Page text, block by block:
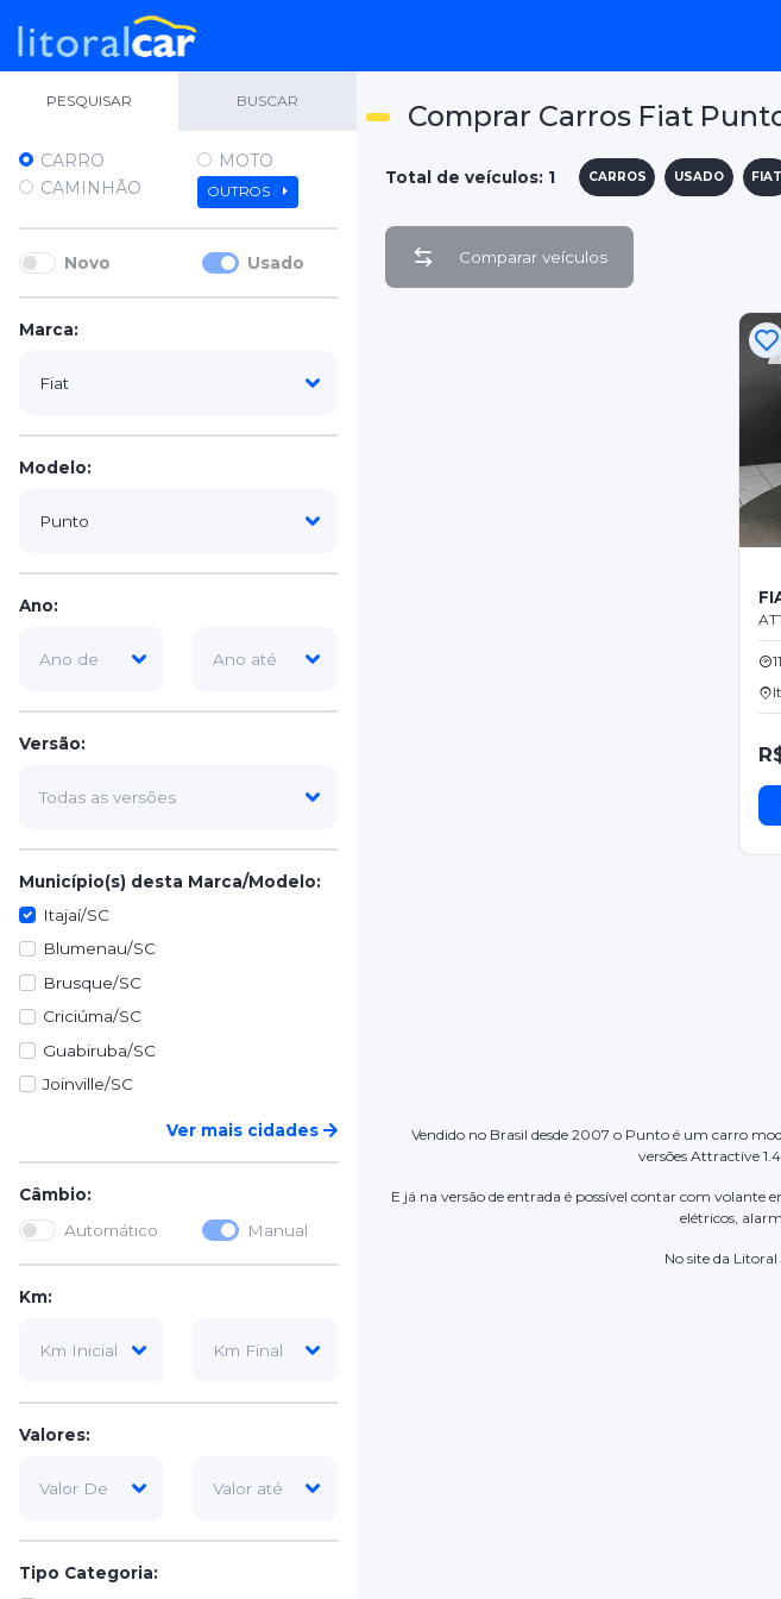
PESQUISAR BUSCAR
CARRO
MOTO
CAMINHÃO
OUTROS
Novo Usado
Marca:
Modelo:
Ano:
Versão:
Município(s) desta Marca/Modelo:
Itajaí/SC
Blumenau/SC
Brusque/SC
Criciúma/SC
Guabiruba/SC
Joinville/SC
Ver mais cidades
Câmbio:
Automático
Manual
Km:
Valores:
Tipo Categoria:
Comprar Carros Fiat
Total de veículos: 1 CARROS USADO FIAT
Comparar veículos
Vendido no Brasil desde 2007 o Punto é um carro
versões Attractive
E já na versão de entrada é possível contar com volante
elétricos,
No site da